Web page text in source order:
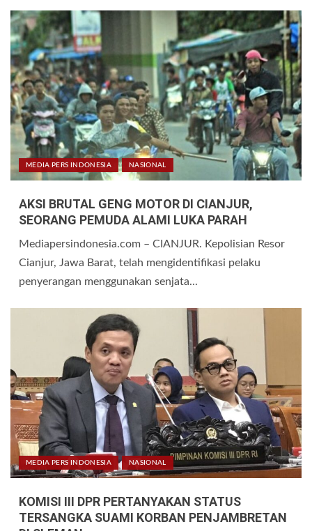
MEDIA PERS INDONESIA NASIONAL
AKSI BRUTAL GENG MOTOR DI CIANJUR,
SEORANG PEMUDA ALAMI LUKA PARAH
Mediapersindonesia.com – CIANJUR. Kepolisian Resor
Cianjur, Jawa Barat, telah mengidentifikasi pelaku
penyerangan menggunakan senjata...
MEDIA PERS INDONESIA NASIONAL
KOMISI III DPR PERTANYAKAN STATUS
TERSANGKA SUAMI KORBAN PENJAMBRETAN